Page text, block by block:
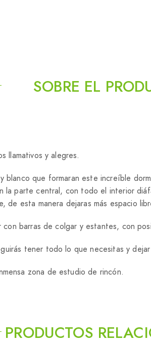
SOBRE EL
llamativos y alegres.
blanco que formaran este increíble
parte central, con todo el interior
esta manera dejaras más espacio
barras de colgar y estantes, con
tener todo lo que necesitas y
zona de estudio de rincón.
PRODUCTOS